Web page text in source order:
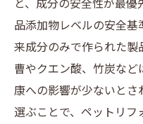
品添加物レベルの安全
来成分のみで作られた
曹やクエン酸、竹炭な
康への影響が少ないとさ
選ぶことで、ペットリ